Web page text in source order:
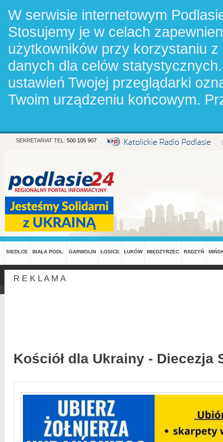
W serwisie internetowym
Stosujemy je w celach
użytkowników przy korzystaniu
danych dla celów
ustawień Twojej przeglądarki
Twoim urządzeniu końcowym.
SEKRETARIAT TEL: 500 105 907
SIEDLCE BIAŁA PODL. GARWOLIN ŁOSICE ŁUKÓW MIĘDZYRZEC RADZYŃ
R E K L A M A
Kościół dla Ukrainy - Diecezja